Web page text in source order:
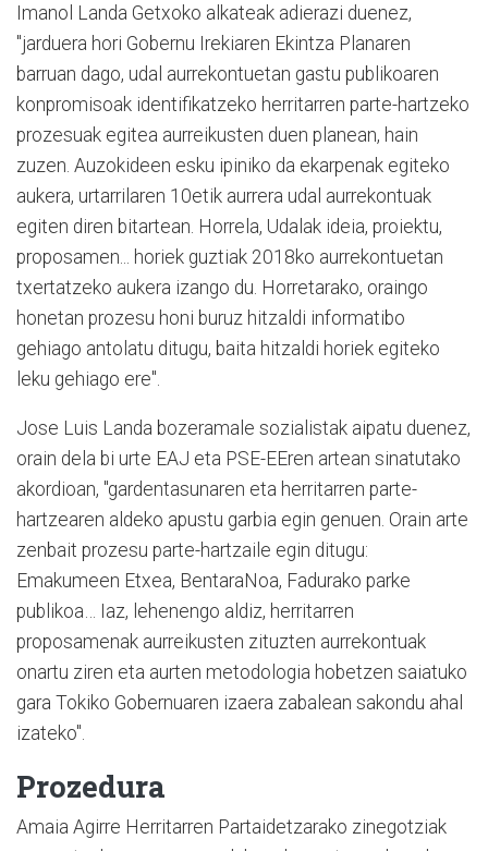
Imanol Landa Getxoko alkateak adierazi duenez,
"jarduera hori Gobernu Irekiaren Ekintza Planaren
barruan dago, udal aurrekontuetan gastu publikoaren
konpromisoak identifikatzeko herritarren parte-hartzeko
prozesuak egitea aurreikusten duen planean, hain
zuzen. Auzokideen esku ipiniko da ekarpenak egiteko
aukera, urtarrilaren 10etik aurrera udal aurrekontuak
egiten diren bitartean. Horrela, Udalak ideia, proiektu,
proposamen... horiek guztiak 2018ko aurrekontuetan
txertatzeko aukera izango du. Horretarako, oraingo
honetan prozesu honi buruz hitzaldi informatibo
gehiago antolatu ditugu, baita hitzaldi horiek egiteko
leku gehiago ere".
Jose Luis Landa bozeramale sozialistak aipatu duenez,
orain dela bi urte EAJ eta PSE-EEren artean sinatutako
akordioan, "gardentasunaren eta herritarren parte-
hartzearen aldeko apustu garbia egin genuen. Orain arte
zenbait prozesu parte-hartzaile egin ditugu:
Emakumeen Etxea, BentaraNoa, Fadurako parke
publikoa… Iaz, lehenengo aldiz, herritarren
proposamenak aurreikusten zituzten aurrekontuak
onartu ziren eta aurten metodologia hobetzen saiatuko
gara Tokiko Gobernuaren izaera zabalean sakondu ahal
izateko".
Prozedura
Amaia Agirre Herritarren Partaidetzarako zinegotziak